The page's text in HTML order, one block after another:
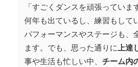
「すごくダンスを頑張っていま
何年も出ているし、練習もして
パフォーマンスやステージも、
ます。でも、思った通りに 上達
事や生活も忙しい中、 チーム内